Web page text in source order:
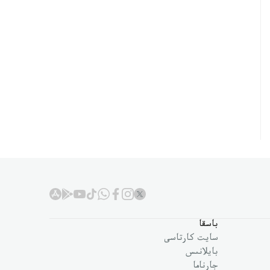
باسقا
سايت كارتاسى
بايلانىس
جارناما